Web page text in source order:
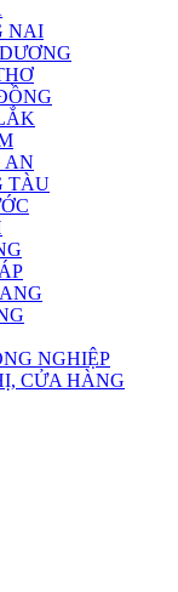
NAI
AN
TÀU
NGHIỆP
CỬA HÀNG